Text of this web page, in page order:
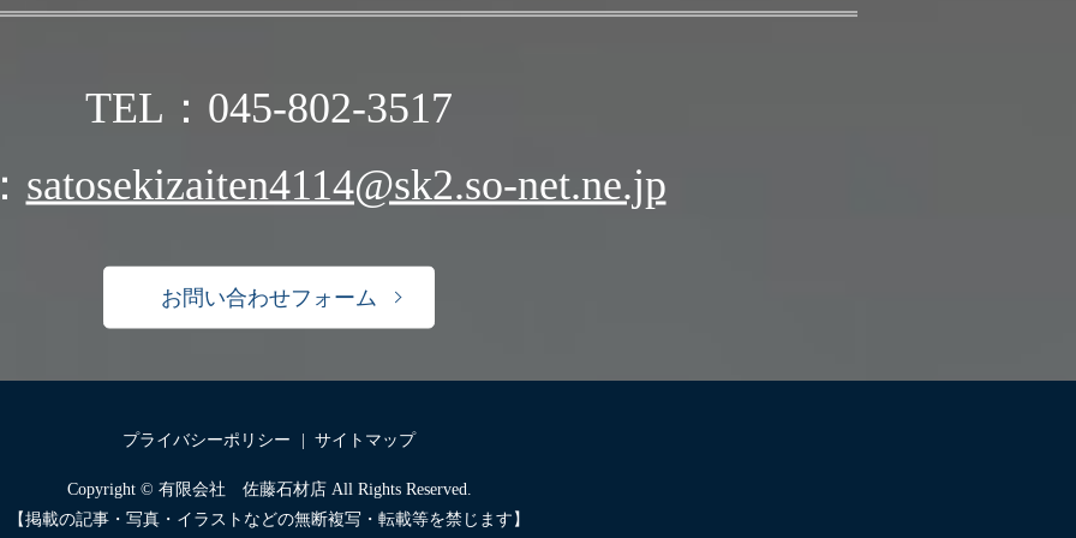
TEL：045-802-3517
satosekizaiten4114@sk2.so-net.ne.jp
お問い合わせフォーム
プライバシーポリシー サイトマップ
Copyright © 有限会社 佐藤石材店 All Rights Reserved.
【掲載の記事・写真・イラストなどの無断複写・転載等を禁じます】